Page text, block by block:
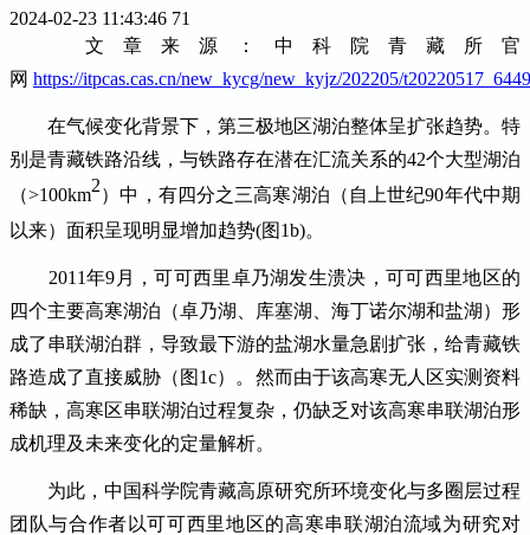
2024-02-23 11:43:46 71
文章来源：中科院青藏所官
网 https://itpcas.cas.cn/new_kycg/new_kyjz/202205/
在气候变化背景下，第三极地区湖泊整体呈扩张趋势。特
别是青藏铁路沿线，与铁路存在潜在汇流关系的42个大型湖泊
（>100km2）中，有四分之三高寒湖泊（自上世纪90年代中期
以来）面积呈现明显增加趋势(图1b)。
2011年9月，可可西里卓乃湖发生溃决，可可西里地区的
四个主要高寒湖泊（卓乃湖、库塞湖、海丁诺尔湖和盐湖）形
成了串联湖泊群，导致最下游的盐湖水量急剧扩张，给青藏铁
路造成了直接威胁（图1c）。然而由于该高寒无人区实测资料
稀缺，高寒区串联湖泊过程复杂，仍缺乏对该高寒串联湖泊形
成机理及未来变化的定量解析。
为此，中国科学院青藏高原研究所环境变化与多圈层过程
团队与合作者以可可西里地区的高寒串联湖泊流域为研究对